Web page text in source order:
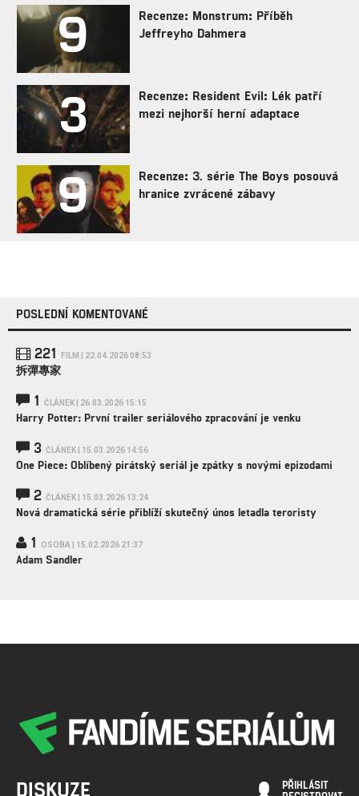
9
Recenze: Monstrum: Příběh
Jeffreyho Dahmera
3
Recenze: Resident Evil: Lék patří
mezi nejhorší herní adaptace
9
Recenze: 3. série The Boys posouvá
hranice zvrácené zábavy
POSLEDNÍ KOMENTOVANÉ
221 FILM | 22.04.2026 08:53
拆彈專家
1 ČLÁNEK | 26.03.2026 15:15
Harry Potter: První trailer seriálového zpracování je venku
3 ČLÁNEK | 15.03.2026 14:56
One Piece: Oblíbený pirátský seriál je zpátky s novými epizodami
2 ČLÁNEK | 15.03.2026 13:24
Nová dramatická série přiblíží skutečný únos letadla teroristy
1 OSOBA | 15.02.2026 21:37
Adam Sandler
PŘIHLÁSIT
DISKUZE